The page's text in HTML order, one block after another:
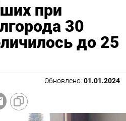
при
30
до 25
Обновлено: 01.01.2024